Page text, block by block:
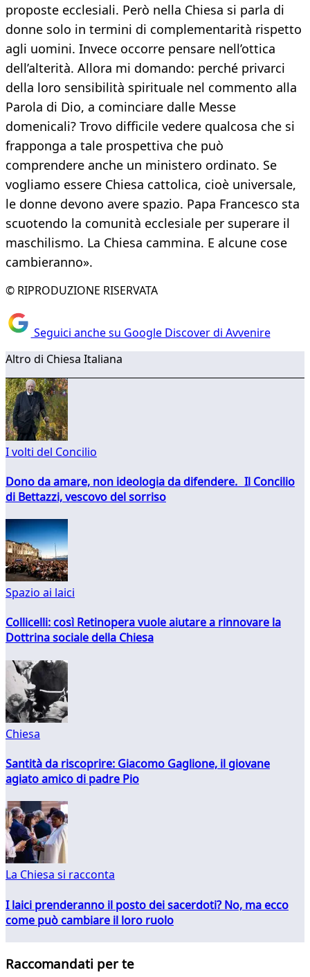
proposte ecclesiali. Però nella Chiesa si parla di
donne solo in termini di complementarità rispetto
agli uomini. Invece occorre pensare nell’ottica
dell’alterità. Allora mi domando: perché privarci
della loro sensibilità spirituale nel commento alla
Parola di Dio, a cominciare dalle Messe
domenicali? Trovo difficile vedere qualcosa che si
frapponga a tale prospettiva che può
comprendere anche un ministero ordinato. Se
vogliamo essere Chiesa cattolica, cioè universale,
le donne devono avere spazio. Papa Francesco sta
scuotendo la comunità ecclesiale per superare il
maschilismo. La Chiesa cammina. E alcune cose
cambieranno».
© RIPRODUZIONE RISERVATA
Seguici anche su Google Discover di Avvenire
Altro di Chiesa Italiana
I volti del Concilio
Dono da amare, non ideologia da difendere. Il Concilio
di Bettazzi, vescovo del sorriso
Spazio ai laici
Collicelli: così Retinopera vuole aiutare a rinnovare la
Dottrina sociale della Chiesa
Chiesa
Santità da riscoprire: Giacomo Gaglione, il giovane
agiato amico di padre Pio
La Chiesa si racconta
I laici prenderanno il posto dei sacerdoti? No, ma ecco
come può cambiare il loro ruolo
Raccomandati per te